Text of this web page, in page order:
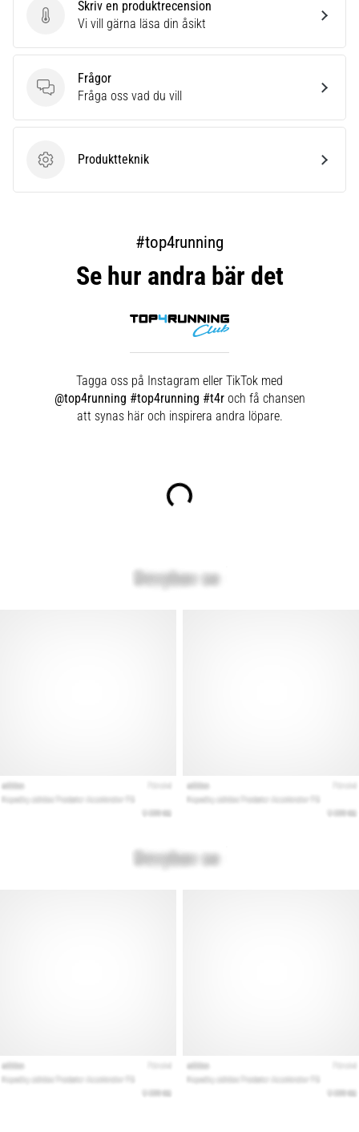
Skriv en produktrecension
Skriv en produktrecension
Vi vill gärna läsa din åsikt
Frågor
Frågor
Fråga oss vad du vill
ProduktteknikProduktteknik
#top4running
Se hur andra bär det
Tagga oss på Instagram eller TikTok med
@top4running #top4running #t4roch få chansen
att synas här och inspirera andra löpare.